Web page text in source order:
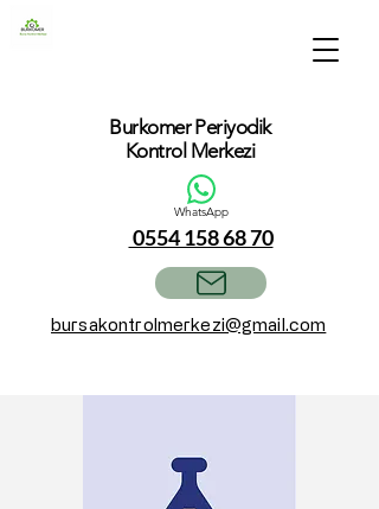
WhatsApp
0554 158 68 70
bursakontrolmerkezi@gmail.com
Burkomer Periyodik
Kontrol Merkezi